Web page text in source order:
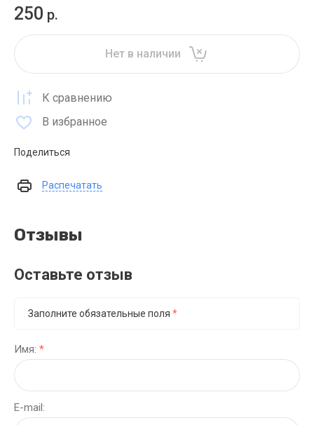
250 р.
Нет в наличии
К сравнению
В избранное
Поделиться
Распечатать
Отзывы
Оставьте отзыв
Заполните обязательные поля *
Имя: *
E-mail: